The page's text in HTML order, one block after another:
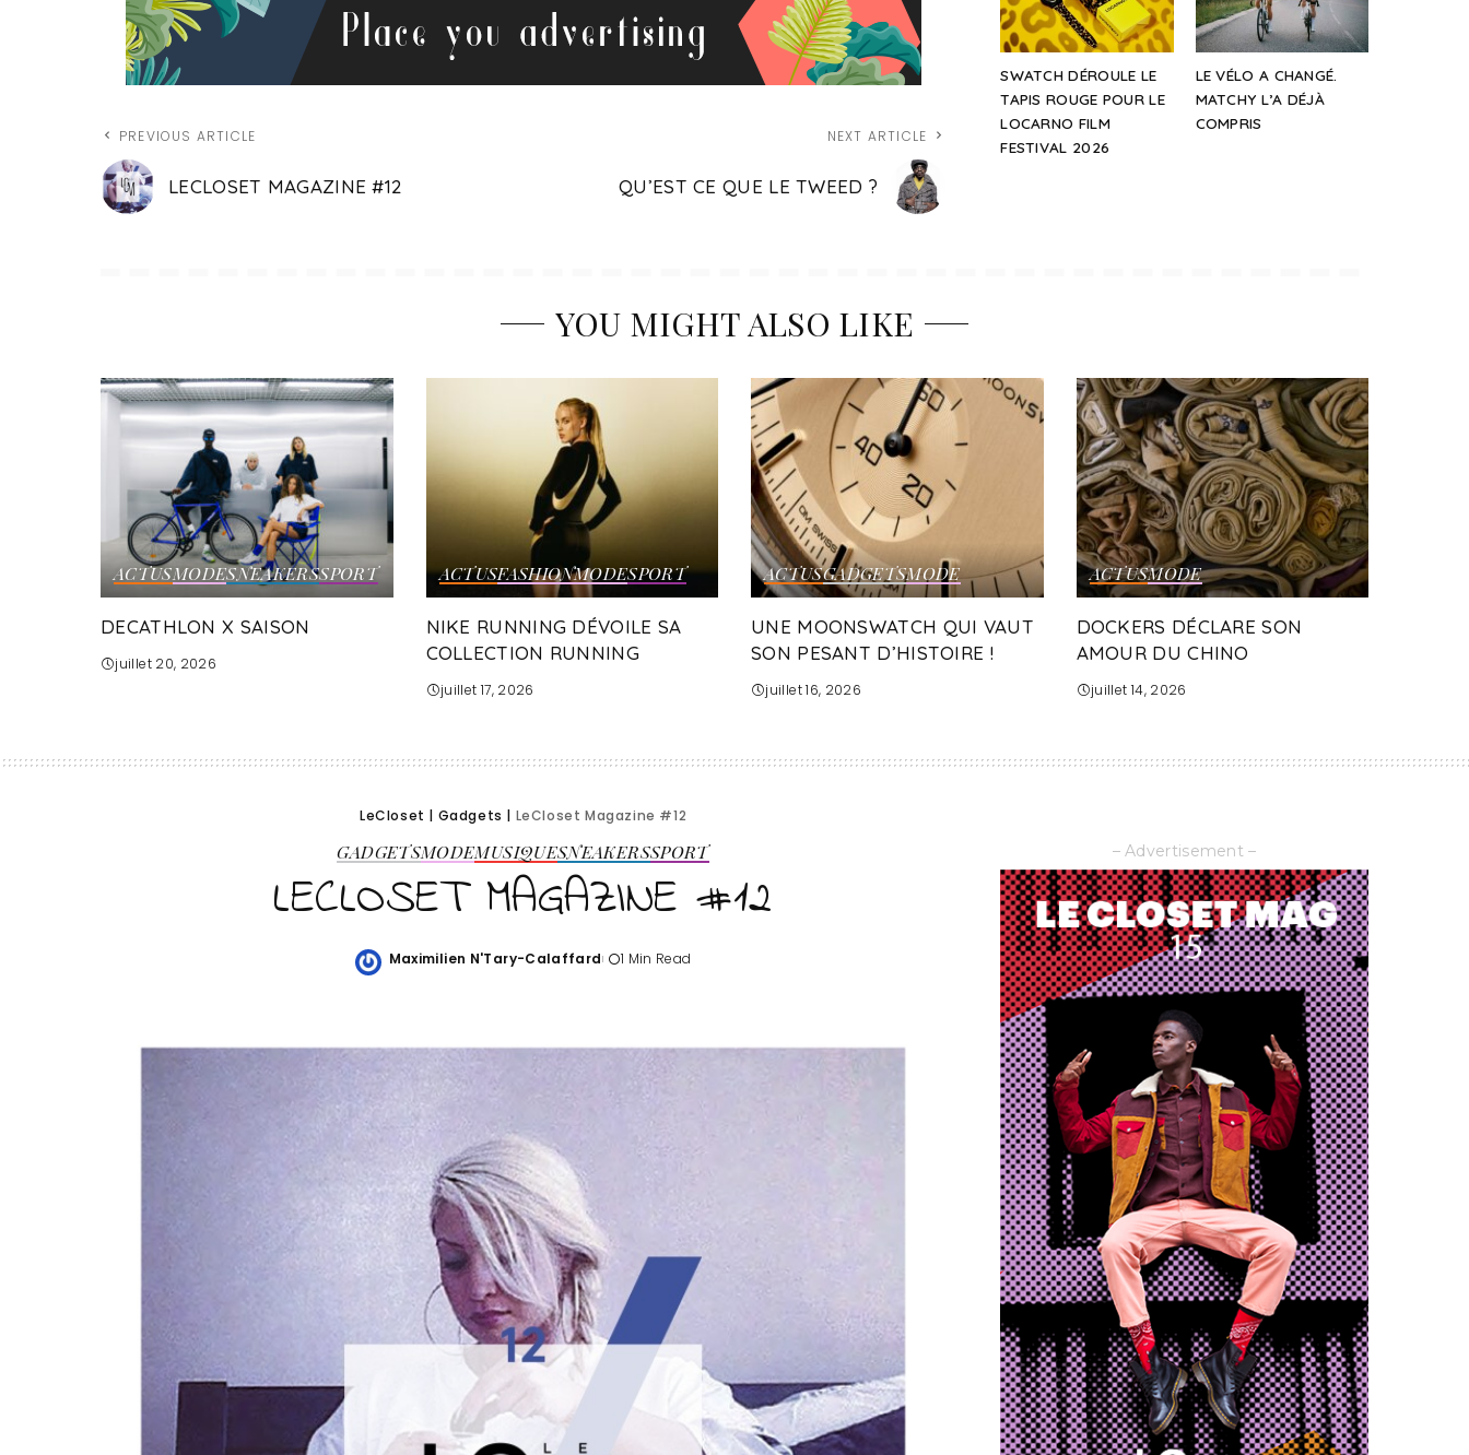
PREVIOUS ARTICLE
LECLOSET MAGAZINE #12
NEXT ARTICLE
QU’EST CE QUE LE TWEED ?
SWATCH DÉROULE LE
TAPIS ROUGE POUR LE
LOCARNO FILM
FESTIVAL 2026
LE VÉLO A CHANGÉ.
MATCHY L’A DÉJÀ
COMPRIS
YOU MIGHT ALSO LIKE
ACTUSMODESNEAKERSSPORT
DECATHLON X SAISON
juillet 20, 2026
ACTUSFASHIONMODESPORT
NIKE RUNNING DÉVOILE SA
COLLECTION RUNNING
juillet 17, 2026
ACTUSGADGETSMODE
UNE MOONSWATCH QUI VAUT
SON PESANT D’HISTOIRE !
juillet 16, 2026
ACTUSMODE
DOCKERS DÉCLARE SON
AMOUR DU CHINO
juillet 14, 2026
LeCloset | Gadgets | LeCloset Magazine #12
GADGETSMODEMUSIQUESNEAKERSSPORT
LECLOSET MAGAZINE #12
Posted
Maximilien N'Tary-Calaffard 1 Min Read
– Advertisement –